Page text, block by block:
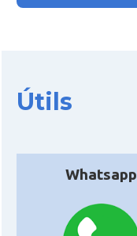
Útils
Whatsapp